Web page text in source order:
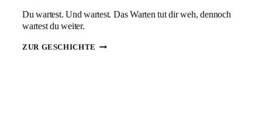
Du wartest. Und wartest. Das Warten tut dir weh, dennoch
wartest du weiter.
ZUR GESCHICHTE POST